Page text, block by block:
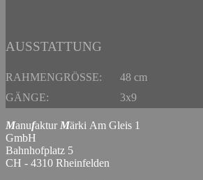
AUSSTATTUNG
RAHMENGRÖSSE:
48 cm
GÄNGE:
3x9
Manufaktur Märki Am Gleis 1
GmbH
Bahnhofplatz 5
CH - 4310 Rheinfelden